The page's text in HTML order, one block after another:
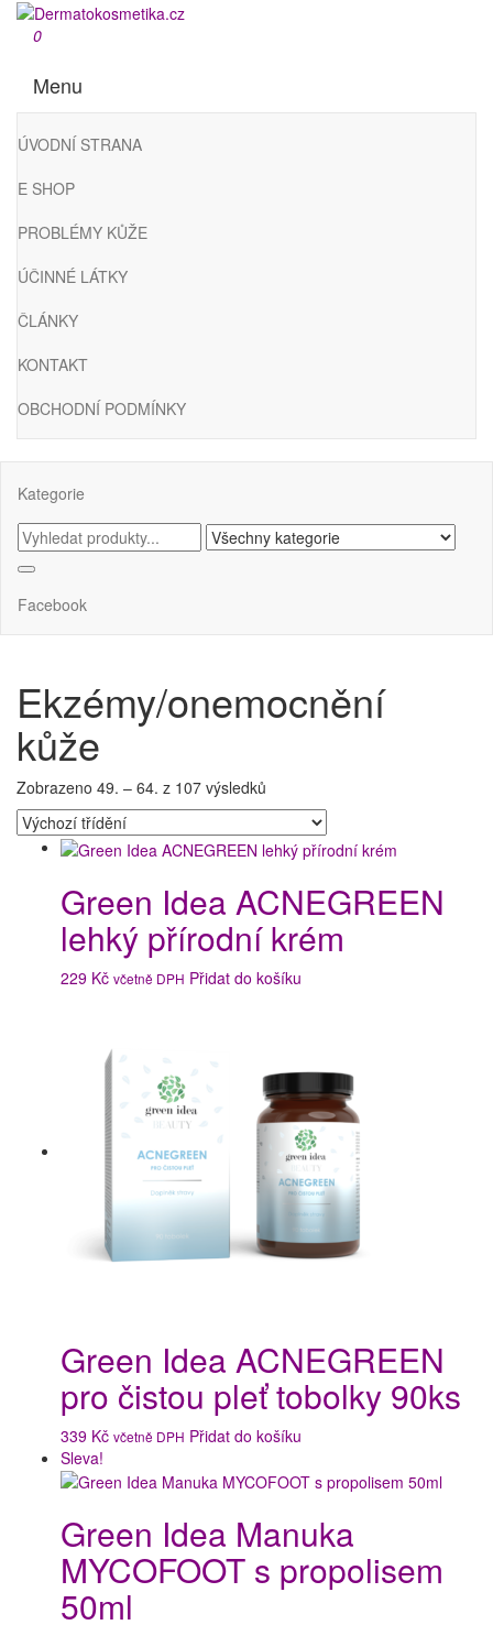
Přeskočit
Dermatokosmetika.cz
0
Menu
ÚVODNÍ STRANA
E SHOP
PROBLÉMY KŮŽE
ÚČINNÉ LÁTKY
ČLÁNKY
KONTAKT
OBCHODNÍ PODMÍNKY
Kategorie
Facebook
Ekzémy/onemocnění
kůže
Zobrazeno 49. – 64. z 107 výsledků
Green Idea ACNEGREEN
lehký přírodní krém
229 Kč včetně DPH Přidat do košíku
Green Idea ACNEGREEN
pro čistou pleť tobolky 90ks
339 Kč včetně DPH Přidat do košíku
Sleva!
Green Idea Manuka
MYCOFOOT s propolisem
50ml